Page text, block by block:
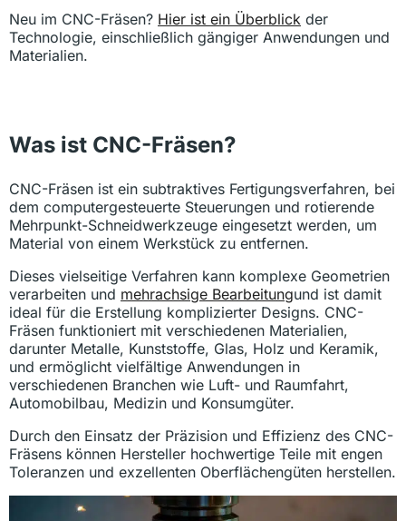
Neu im CNC-Fräsen? Hier ist ein Überblick der
Technologie, einschließlich gängiger Anwendungen und
Materialien.
Was ist CNC-Fräsen?
CNC-Fräsen ist ein subtraktives Fertigungsverfahren, bei
dem computergesteuerte Steuerungen und rotierende
Mehrpunkt-Schneidwerkzeuge eingesetzt werden, um
Material von einem Werkstück zu entfernen.
Dieses vielseitige Verfahren kann komplexe Geometrien
verarbeiten und mehrachsige Bearbeitungund ist damit
ideal für die Erstellung komplizierter Designs. CNC-
Fräsen funktioniert mit verschiedenen Materialien,
darunter Metalle, Kunststoffe, Glas, Holz und Keramik,
und ermöglicht vielfältige Anwendungen in
verschiedenen Branchen wie Luft- und Raumfahrt,
Automobilbau, Medizin und Konsumgüter.
Durch den Einsatz der Präzision und Effizienz des CNC-
Fräsens können Hersteller hochwertige Teile mit engen
Toleranzen und exzellenten Oberflächengüten herstellen.